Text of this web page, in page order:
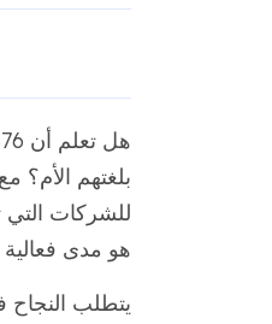
بلغتهم الأم؟
للشركات التي
هو مدى
يتطلب النجاح